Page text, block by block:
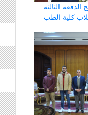
الثالثة
كلية الطب